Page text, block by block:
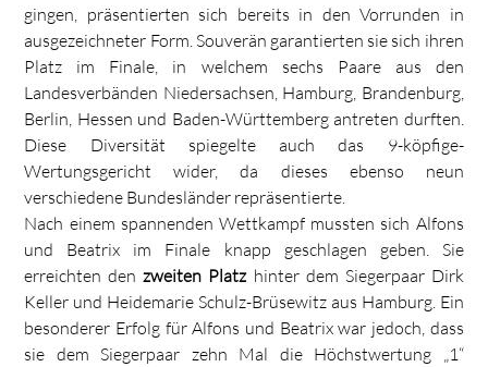
gingen, präsentierten sich bereits in den Vorrunden in
ausgezeichneter Form. Souverän garantierten sie sich ihren
Platz im Finale, in welchem sechs Paare aus den
Landesverbänden Niedersachsen, Hamburg, Brandenburg,
Berlin, Hessen und Baden-Württemberg antreten durften.
Diese Diversität spiegelte auch das 9-köpfige-
Wertungsgericht wider, da dieses ebenso neun
verschiedene Bundesländer repräsentierte.
Nach einem spannenden Wettkampf mussten sich Alfons
und Beatrix im Finale knapp geschlagen geben. Sie
erreichten denzweiten Platzhinter dem Siegerpaar Dirk
Keller und Heidemarie Schulz-Brüsewitz aus Hamburg. Ein
besonderer Erfolg für Alfons und Beatrix war jedoch, dass
sie dem Siegerpaar zehn Mal die Höchstwertung „1“